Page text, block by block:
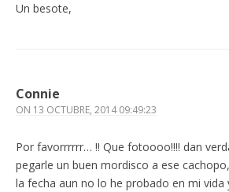
Un besote,
Connie
ON 13 OCTUBRE, 2014 09:49:23
Por favorrrrrr… !! Que fotoooo!!!! dan
pegarle un buen mordisco a ese
la fecha aun no lo he probado en mi vida